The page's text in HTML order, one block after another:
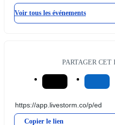
Voir tous les événements
PARTAGER
Copier le lien